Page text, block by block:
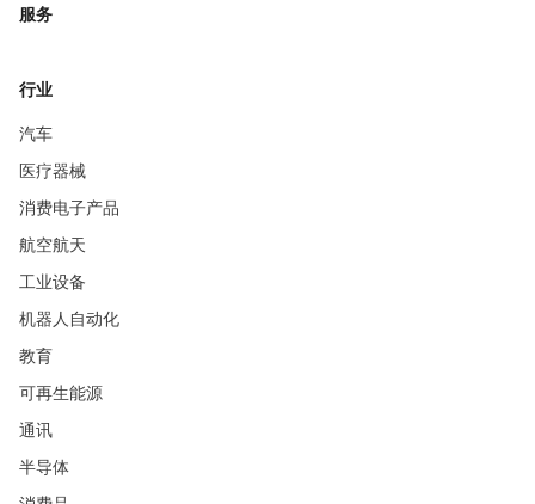
服务
行业
汽车
医疗器械
消费电子产品
航空航天
工业设备
机器人自动化
教育
可再生能源
通讯
半导体